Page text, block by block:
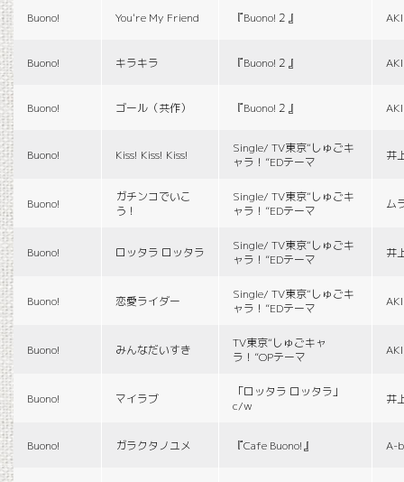
Buono! You're My Friend 『Buono!２』
Buono! キラキラ 『Buono!２』
Buono! ゴール（共作） 『Buono!２』
Buono! Kiss! Kiss! Kiss!
Single/ TV東京“しゅごキ
ャラ！”EDテーマ
井
Buono!
ガチンコでいこ
う！
Single/ TV東京“しゅごキ
ャラ！”EDテーマ
ム
Buono! ロッタラ ロッタラ
Single/ TV東京“しゅごキ
ャラ！”EDテーマ
井
Buono! 恋愛ライダー
Single/ TV東京“しゅごキ
ャラ！”EDテーマ
Buono! みんなだいすき
TV東京“しゅごキャ
ラ！”OPテーマ
Buono! マイラブ
「ロッタラ ロッタラ」
c/w
井
Buono! ガラクタノユメ 『Cafe Buono!』 A-